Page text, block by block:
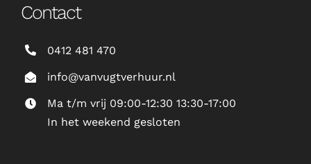
Contact
0412 481 470
info@vanvugtverhuur.nl
Ma t/m vrij 09:00-12:30 13:30-17:00
In het weekend gesloten